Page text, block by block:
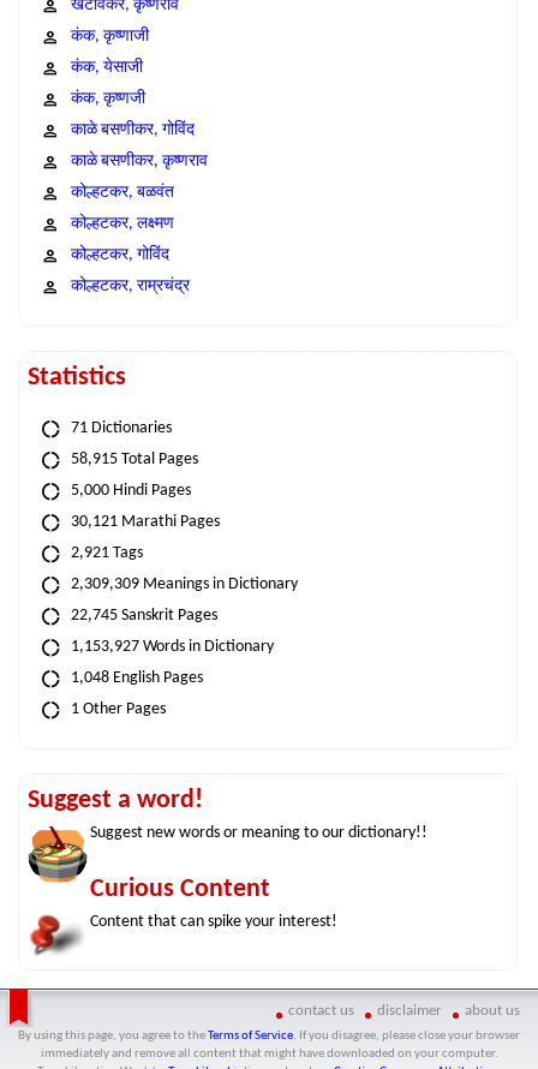
खटावकर, कृष्णराव
कंक, कृष्णाजी
कंक, येसाजी
कंक, कृष्णजी
काळे बसणीकर, गोविंद
काळे बसणीकर, कृष्णराव
कोल्हटकर, बळवंत
कोल्हटकर, लक्ष्मण
कोल्हटकर, गोविंद
कोल्हटकर, राम्रचंद्र
Statistics
71 Dictionaries
58,915 Total Pages
5,000 Hindi Pages
30,121 Marathi Pages
2,921 Tags
2,309,309 Meanings in Dictionary
22,745 Sanskrit Pages
1,153,927 Words in Dictionary
1,048 English Pages
1 Other Pages
Suggest a word!
Suggest new words or meaning to our dictionary!!
Curious Content
Content that can spike your interest!
contact us disclaimer about us
By using this page, you agree to theTerms of Service. If you disagree, please close your browser
immediately and remove all content that might have downloaded on your computer.